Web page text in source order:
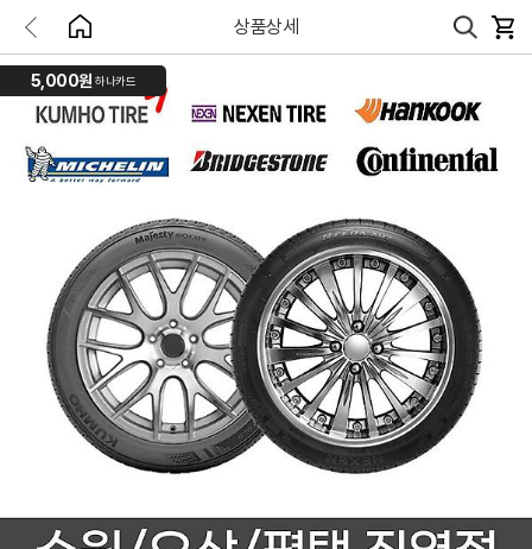
상품상세
5,000원 하나카드